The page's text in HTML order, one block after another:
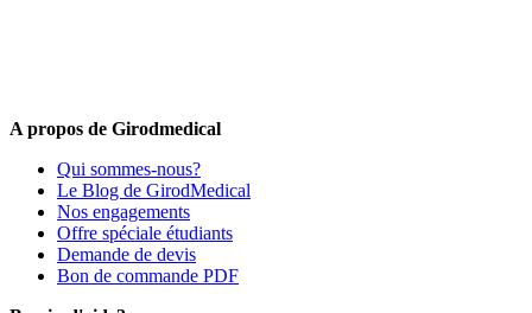
A propos de Girodmedical
Qui sommes-nous?
Le Blog de GirodMedical
Nos engagements
Offre spéciale étudiants
Demande de devis
Bon de commande PDF